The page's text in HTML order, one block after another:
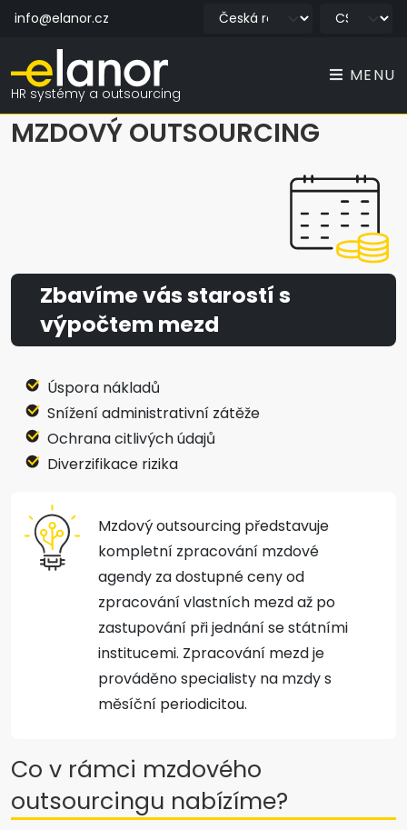
info@elanor.cz
HR systémy a outsourcing
MENU
MZDOVÝ OUTSOURCING
Zbavíme vás starostí s
výpočtem mezd
Úspora nákladů
Snížení administrativní zátěže
Ochrana citlivých údajů
Diverzifikace rizika
Mzdový outsourcing představuje
kompletní zpracování mzdové
agendy za dostupné ceny od
zpracování vlastních mezd až po
zastupování při jednání se státními
institucemi. Zpracování mezd je
prováděno specialisty na mzdy s
měsíční periodicitou.
Co v rámci mzdového
outsourcingu nabízíme?